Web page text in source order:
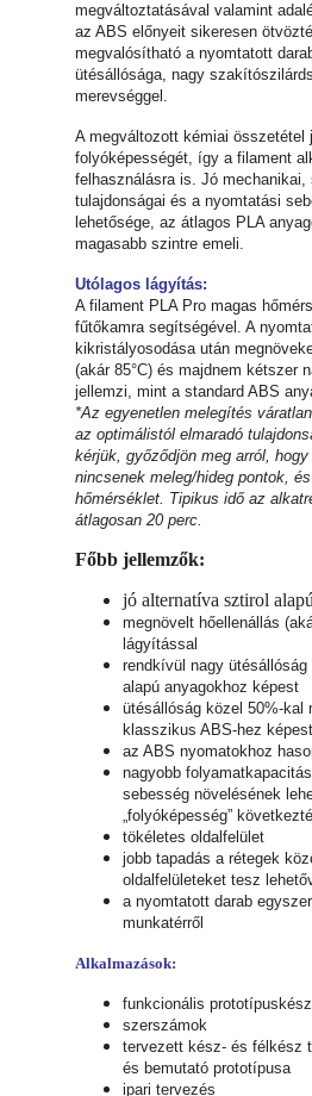
megváltoztatásával valamint
az ABS előnyeit sikeresen
megvalósítható a nyomtatott
ütésállósága, nagy
merevséggel.
A megváltozott kémiai összetétel
folyóképességét, így a filament
felhasználásra is. Jó mechanikai,
tulajdonságai és a nyomtatási
lehetősége, az átlagos PLA
magasabb szintre emeli.
Utólagos lágyítás:
A filament PLA Pro magas
fűtőkamra segítségével. A
kikristályosodása után
(akár 85°C) és majdnem kétszer
jellemzi, mint a standard ABS
*Az egyenetlen melegítés
az optimálistól elmaradó
kérjük, győződjön meg arról,
nincsenek meleg/hideg pontok,
hőmérséklet. Tipikus idő az
átlagosan 20 perc.
Főbb jellemzők:
jó alternatíva sztirol
megnövelt hőellenállás
lágyítással
rendkívül nagy
alapú anyagokhoz képest
ütésállóság közel 50%-kal
klasszikus ABS-hez képest
az ABS nyomatokhoz
nagyobb
sebesség növelésének
„folyóképesség”
tökéletes oldalfelület
jobb tapadás a rétegek
oldalfelületeket tesz
a nyomtatott darab
munkatérről
Alkalmazások:
funkcionális
szerszámok
tervezett kész- és félkész
és bemutató prototípusa
ipari tervezés